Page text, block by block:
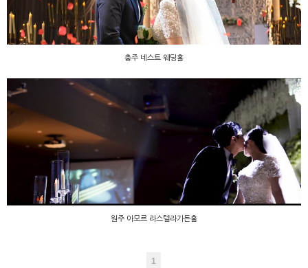
충주 네스트 웨딩홀
원주 아모르 라스텔라가든홀
원주 아모르 라스텔라가든홀
1